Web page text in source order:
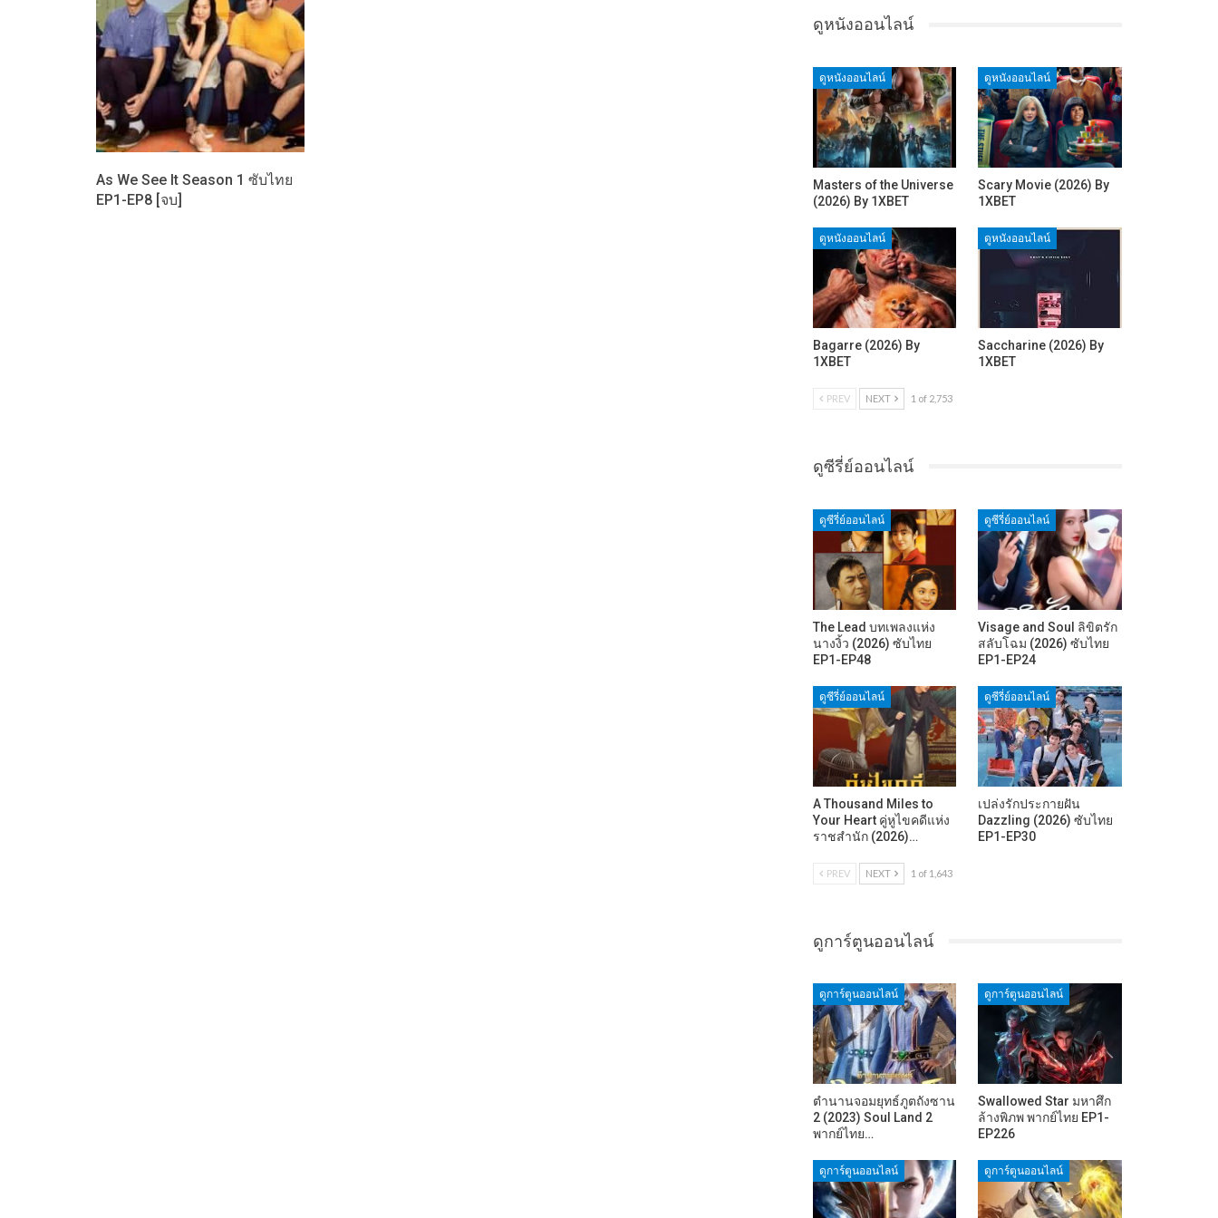
As We See It Season 1 ซับไทย
EP1-EP8 [จบ]
ดูหนังออนไลน์
ดูหนังออนไลน์
Masters of the Universe
(2026) By 1XBET
ดูหนังออนไลน์
Scary Movie (2026) By
1XBET
ดูหนังออนไลน์
Bagarre (2026) By
1XBET
ดูหนังออนไลน์
Saccharine (2026) By
1XBET
PREV NEXT 1 of 2,753
ดูซีรี่ย์ออนไลน์
ดูซีรี่ย์ออนไลน์
The Lead บทเพลงแห่ง
นางงิ้ว (2026) ซับไทย
EP1-EP48
ดูซีรี่ย์ออนไลน์
Visage and Soul ลิขิตรัก
สลับโฉม (2026) ซับไทย
EP1-EP24
ดูซีรี่ย์ออนไลน์
A Thousand Miles to
Your Heart คู่หูไขคดีแห่ง
ราชสำนัก (2026)…
ดูซีรี่ย์ออนไลน์
เปล่งรักประกายฝัน
Dazzling (2026) ซับไทย
EP1-EP30
PREV NEXT 1 of 1,643
ดูการ์ตูนออนไลน์
ดูการ์ตูนออนไลน์
ตำนานจอมยุทธ์ภูตถังซาน
2 (2023) Soul Land 2
พากย์ไทย…
ดูการ์ตูนออนไลน์
Swallowed Star มหาศึก
ล้างพิภพ พากย์ไทย EP1-
EP226
ดูการ์ตูนออนไลน์ ดูการ์ตูนออนไลน์